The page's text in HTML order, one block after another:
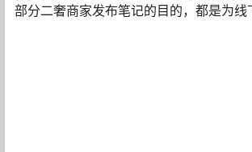
部分二奢商家发布笔记的目的，都是为线